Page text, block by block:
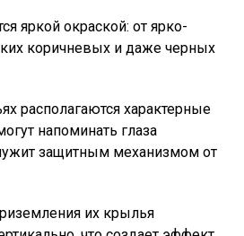
яркой окраской: от ярко-
коричневых и даже черных
располагаются характерные
напоминать глаза
защитным механизмом от
их крылья